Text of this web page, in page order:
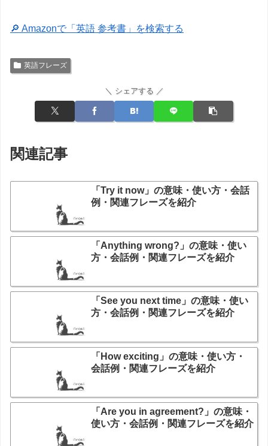
🔎 Amazonで「英語 参考書」を検索する
英語フレーズ
＼ シェアする ／
関連記事
「Try it now」の意味・使い方・会話
例・関連フレーズを紹介
「Anything wrong?」の意味・使い
方・会話例・関連フレーズを紹介
「See you next time」の意味・使い
方・会話例・関連フレーズを紹介
「How exciting」の意味・使い方・
会話例・関連フレーズを紹介
「Are you in agreement?」の意味・
使い方・会話例・関連フレーズを紹介